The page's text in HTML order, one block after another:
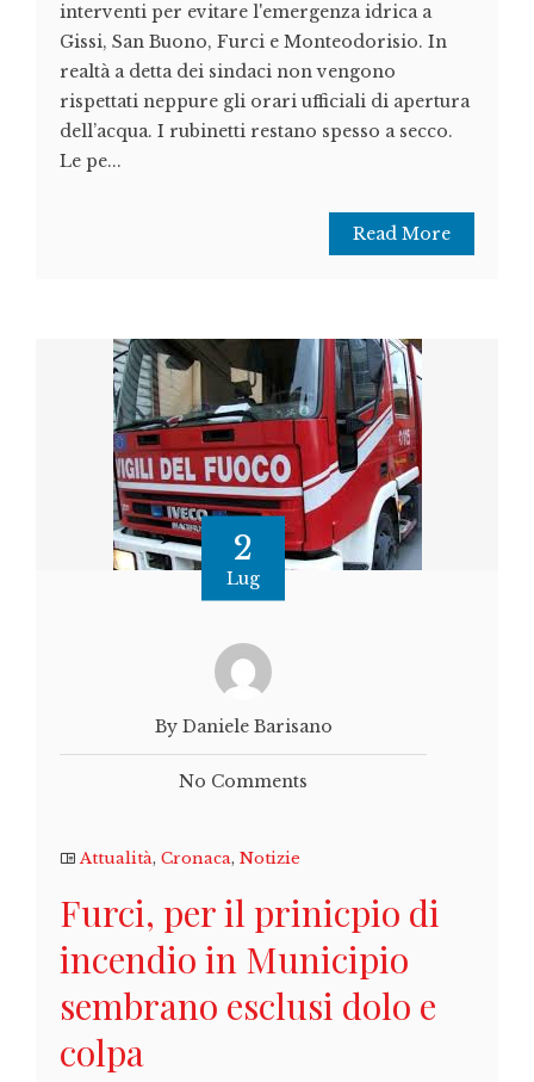
interventi per evitare l'emergenza idrica a
Gissi, San Buono, Furci e Monteodorisio. In
realtà a detta dei sindaci non vengono
rispettati neppure gli orari ufficiali di apertura
dell’acqua. I rubinetti restano spesso a secco.
Le pe...
Read More
2
Lug
By Daniele Barisano
No Comments
Attualità, Cronaca, Notizie
Furci, per il prinicpio di
incendio in Municipio
sembrano esclusi dolo e
colpa